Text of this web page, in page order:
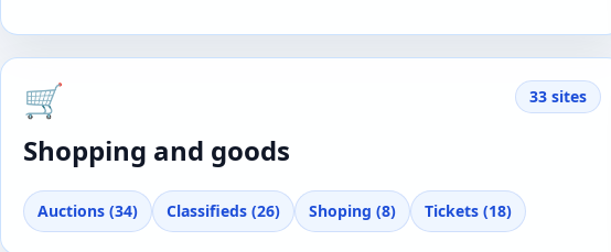
🛒
Shopping and goods
33 sites
Auctions (34) Classifieds (26) Shoping (8) Tickets (18)